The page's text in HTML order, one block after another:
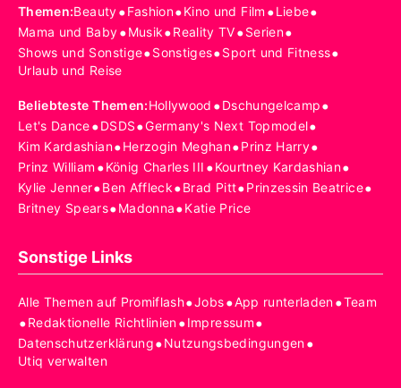
Themen:Beauty•Fashion•Kino und Film •Liebe•
Mama und Baby•Musik•Reality TV•Serien•
Shows und Sonstige•Sonstiges•Sport und Fitness•
Urlaub und Reise
Beliebteste Themen:Hollywood •Dschungelcamp•
Let's Dance•DSDS•Germany's Next Topmodel•
Kim Kardashian•Herzogin Meghan•Prinz Harry•
Prinz William •König Charles III •Kourtney Kardashian•
Kylie Jenner•Ben Affleck•Brad Pitt•Prinzessin Beatrice•
Britney Spears•Madonna•Katie Price
Sonstige Links
Alle Themen auf Promiflash•Jobs•App runterladen•Team
•Redaktionelle Richtlinien•Impressum•
Datenschutzerklärung•Nutzungsbedingungen•
Utiq verwalten